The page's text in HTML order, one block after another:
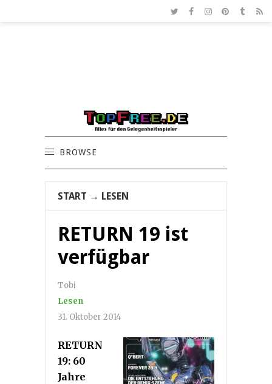
BROWSE
START → LESEN
RETURN 19 ist
verfügbar
Tobi
Lesen
31. Oktober 2014
RETURN
19: 60
Jahre